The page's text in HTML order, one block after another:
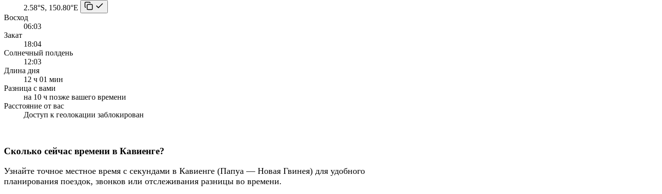
2.58°S, 150.80°E
Восход
06:03
Закат
18:04
Солнечный полдень
12:03
Длина дня
12 ч 01 мин
Разница с вами
на 10 ч позже вашего времени
Расстояние от вас
Доступ к геолокации заблокирован
Сколько сейчас времени в Кавиенге?
Узнайте точное местное время с секундами в Кавиенге (Папуа — Новая Гвинея) для удобного
планирования поездок, звонков или отслеживания разницы во времени.